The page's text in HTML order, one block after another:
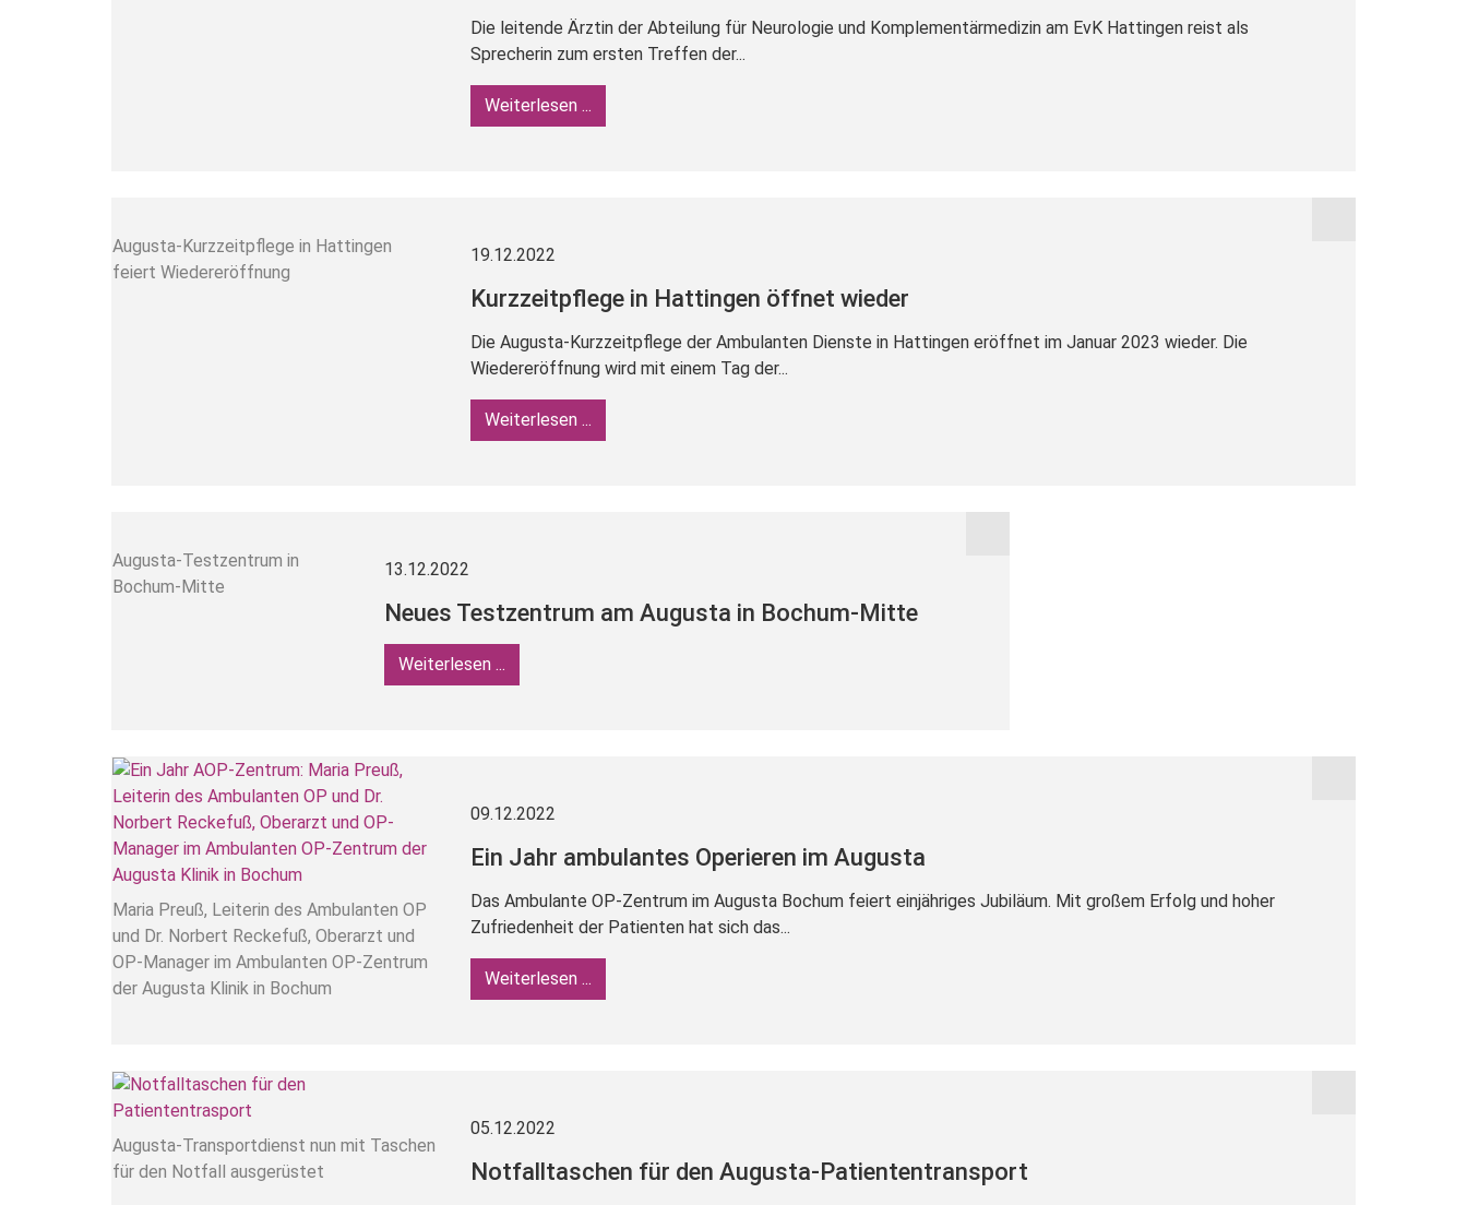
Die leitende Ärztin der Abteilung für Neurologie und Komplementärmedizin am EvK Hattingen reist als
Sprecherin zum ersten Treffen der...
Weiterlesen ...
Augusta-Kurzzeitpflege in Hattingen
feiert Wiedereröffnung
19.12.2022
Kurzzeitpflege in Hattingen öffnet wieder
Die Augusta-Kurzzeitpflege der Ambulanten Dienste in Hattingen eröffnet im Januar 2023 wieder. Die
Wiedereröffnung wird mit einem Tag der...
Weiterlesen ...
Augusta-Testzentrum in
Bochum-Mitte
13.12.2022
Neues Testzentrum am Augusta in Bochum-Mitte
Weiterlesen ...
Maria Preuß, Leiterin des Ambulanten OP
und Dr. Norbert Reckefuß, Oberarzt und
OP-Manager im Ambulanten OP-Zentrum
der Augusta Klinik in Bochum
09.12.2022
Ein Jahr ambulantes Operieren im Augusta
Das Ambulante OP-Zentrum im Augusta Bochum feiert einjähriges Jubiläum. Mit großem Erfolg und hoher
Zufriedenheit der Patienten hat sich das...
Weiterlesen ...
Augusta-Transportdienst nun mit Taschen
für den Notfall ausgerüstet
05.12.2022
Notfalltaschen für den Augusta-Patiententransport